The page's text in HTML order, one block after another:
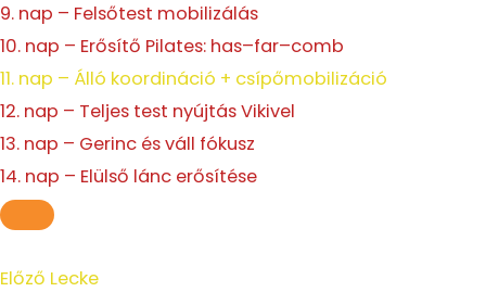
9. nap – Felsőtest mobilizálás
10. nap – Erősítő Pilates: has–far–comb
11. nap – Álló koordináció + csípőmobilizáció
12. nap – Teljes test nyújtás Vikivel
13. nap – Gerinc és váll fókusz
14. nap – Elülső lánc erősítése
Előző Lecke